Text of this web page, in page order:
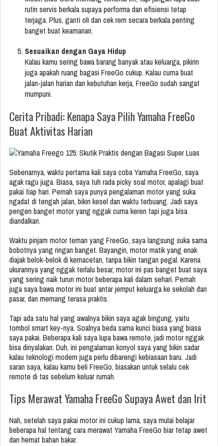
rutin servis berkala supaya performa dan efisiensi tetap
terjaga. Plus, ganti oli dan cek rem secara berkala penting
banget buat keamanan.
Sesuaikan dengan Gaya Hidup
Kalau kamu sering bawa barang banyak atau keluarga, pikirin
juga apakah ruang bagasi FreeGo cukup. Kalau cuma buat
jalan-jalan harian dan kebutuhan kerja, FreeGo sudah sangat
mumpuni.
Cerita Pribadi: Kenapa Saya Pilih Yamaha FreeGo
Buat Aktivitas Harian
Sebenarnya, waktu pertama kali saya coba Yamaha FreeGo, saya
agak ragu juga. Biasa, saya tuh rada picky soal motor, apalagi buat
pakai tiap hari. Pernah saya punya pengalaman motor yang suka
ngadat di tengah jalan, bikin kesel dan waktu terbuang. Jadi saya
pengen banget motor yang nggak cuma keren tapi juga bisa
diandalkan.
Waktu pinjam motor teman yang FreeGo, saya langsung suka sama
bobotnya yang ringan banget. Bayangin, motor matik yang enak
diajak belok-belok di kemacetan, tanpa bikin tangan pegal. Karena
ukurannya yang nggak terlalu besar, motor ini pas banget buat saya
yang sering naik turun motor beberapa kali dalam sehari. Pernah
juga saya bawa motor ini buat antar jemput keluarga ke sekolah dan
pasar, dan memang terasa praktis.
Tapi ada satu hal yang awalnya bikin saya agak bingung, yaitu
tombol smart key-nya. Soalnya beda sama kunci biasa yang biasa
saya pakai. Beberapa kali saya lupa bawa remote, jadi motor nggak
bisa dinyalakan. Duh, ini pengalaman konyol saya yang bikin sadar
kalau teknologi modern juga perlu dibarengi kebiasaan baru. Jadi
saran saya, kalau kamu beli FreeGo, biasakan untuk selalu cek
remote di tas sebelum keluar rumah.
Tips Merawat Yamaha FreeGo Supaya Awet dan Irit
Nah, setelah saya pakai motor ini cukup lama, saya mulai belajar
beberapa hal tentang cara merawat Yamaha FreeGo biar tetap awet
dan hemat bahan bakar.